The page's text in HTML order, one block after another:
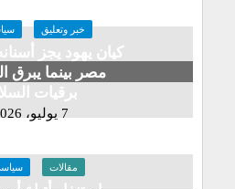
خبر وتعليق
كيان يهود يجز
مصر بينما يبرق
برقيات
7 يوليو، 2026
مقالات